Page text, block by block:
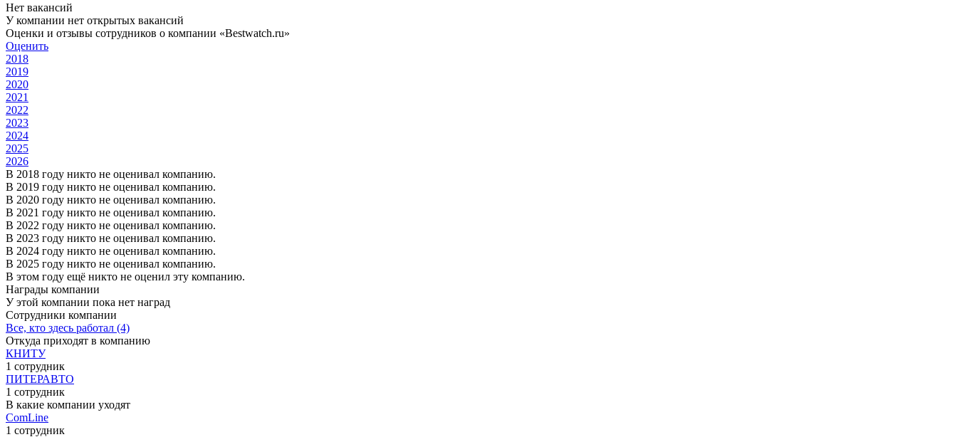
Нет вакансий
У компании нет открытых вакансий
Оценки и отзывы сотрудников о компании «Bestwatch.ru»
Оценить
2018
2019
2020
2021
2022
2023
2024
2025
2026
В 2018 году никто не оценивал компанию.
В 2019 году никто не оценивал компанию.
В 2020 году никто не оценивал компанию.
В 2021 году никто не оценивал компанию.
В 2022 году никто не оценивал компанию.
В 2023 году никто не оценивал компанию.
В 2024 году никто не оценивал компанию.
В 2025 году никто не оценивал компанию.
В этом году ещё никто не оценил эту компанию.
Награды компании
У этой компании пока нет наград
Сотрудники компании
Все, кто здесь работал (4)
Откуда приходят в компанию
КНИТУ
1 сотрудник
ПИТЕРАВТО
1 сотрудник
В какие компании уходят
ComLine
1 сотрудник